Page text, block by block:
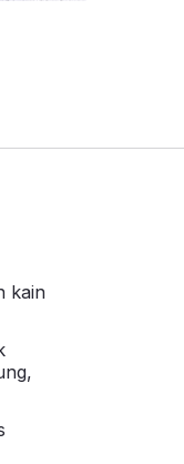
kain